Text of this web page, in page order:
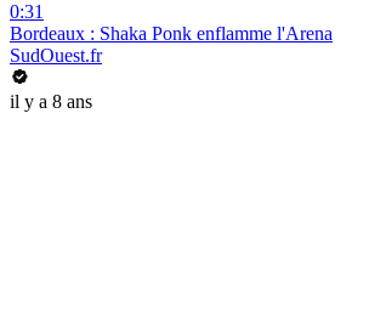
0:31
Bordeaux : Shaka Ponk enflamme l'Arena
SudOuest.fr
il y a 8 ans